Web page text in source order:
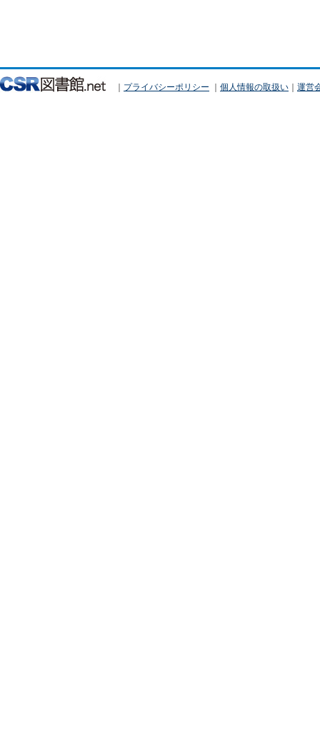
｜ プライバシーポリシー ｜ 個人情報の取扱い ｜ 運営